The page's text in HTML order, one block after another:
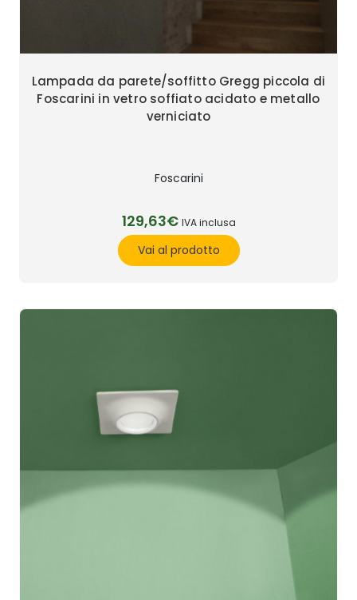
Lampada da parete/soffitto Gregg piccola di
Foscarini in vetro soffiato acidato e metallo
verniciato
Foscarini
129,63€ IVA inclusa
Vai al prodotto